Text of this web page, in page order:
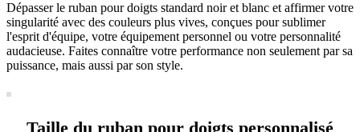
Dépasser le ruban pour doigts standard noir et blanc et affirmer votre
singularité avec des couleurs plus vives, conçues pour sublimer
l'esprit d'équipe, votre équipement personnel ou votre personnalité
audacieuse. Faites connaître votre performance non seulement par sa
puissance, mais aussi par son style.
Taille du ruban pour doigts personnalisé